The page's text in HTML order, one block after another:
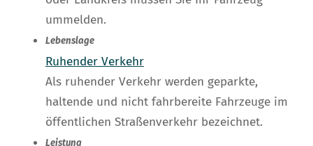
ummelden.
Lebenslage
Ruhender Verkehr
Als ruhender Verkehr werden geparkte,
haltende und nicht fahrbereite Fahrzeuge im
öffentlichen Straßenverkehr bezeichnet.
Leistung